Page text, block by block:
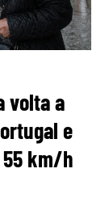
volta a
e
55 km/h